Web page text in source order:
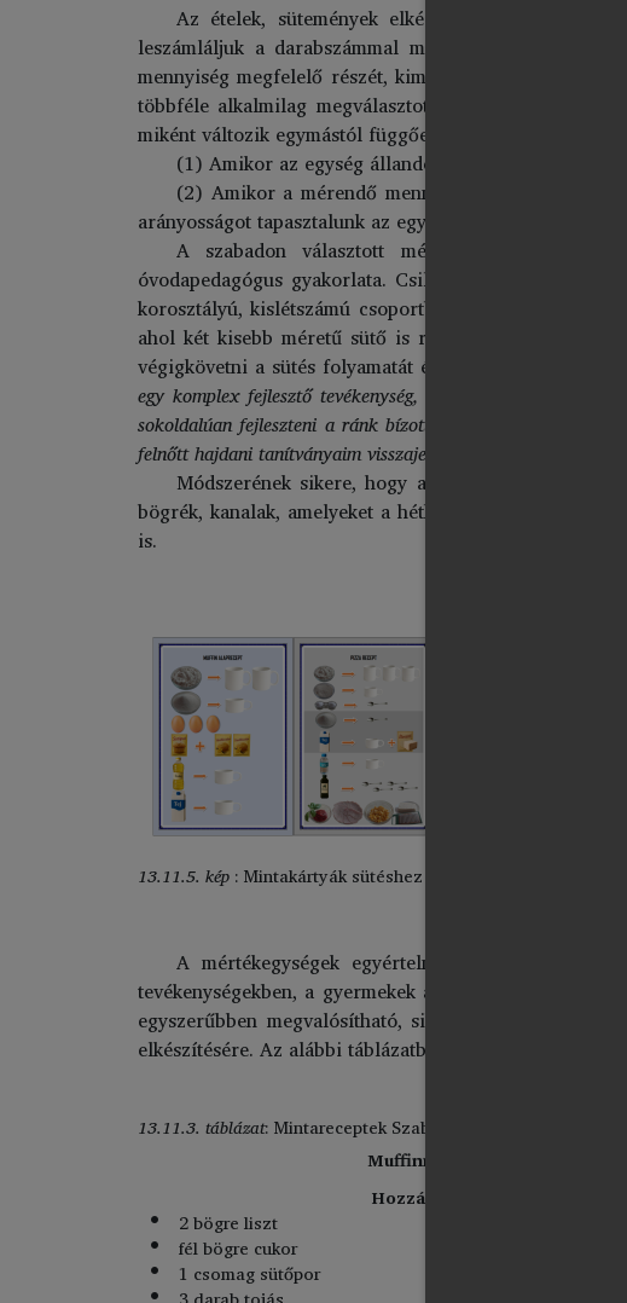
Az ételek, sütemények elkészítése során
leszámláljuk a darabszámmal meghatározható
mennyiség megfelelő részét, kimérésről beszélünk.
többféle alkalmilag megválasztott egységgel
miként változik egymástól függően az egység, a
(1) Amikor az egység állandó (pl. bögre), akkor
(2) Amikor a mérendő mennyiséget (pl. fél kg
arányosságot tapasztalunk az egység és a mérőszám
A szabadon választott mértékegységekkel
óvodapedagógus gyakorlata. Csilla Fehér
korosztályú, kislétszámú csoportban, mivel nagyon
ahol két kisebb méretű sütő is rendelkezésre áll,
végigkövetni a sütés folyamatát és érezhetik a sütés
egy komplex fejlesztő tevékenység, amely során nemcsak
sokoldalúan fejleszteni a ránk bízott gyerekeket. Meg
felnőtt hajdani tanítványaim visszajelzéséből ennek
Módszerének sikere, hogy a receptet vizuálisan
bögrék, kanalak, amelyeket a hétköznapokban is
is.
13.11.5. kép : Mintakártyák sütéshez Forrás: Szabó Csilla
A mértékegységek egyértelműek, a
tevékenységekben, a gyermekek a tanult módon, a
egyszerűbben megvalósítható, sikerélményt nyújtó
elkészítésére. Az alábbi táblázatban a miriszlói
13.11.3. táblázat: Mintareceptek Szabó Csillától
Muffinrecept
Hozzávalók:
2 bögre liszt
fél bögre cukor
1 csomag sütőpor